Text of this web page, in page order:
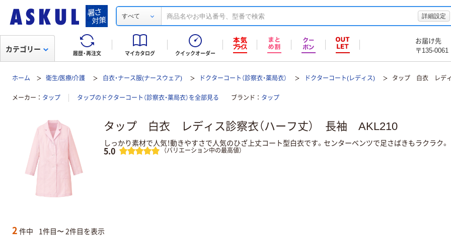
すべて 詳細設定
履歴・再注文 マイカタログ クイックオーダー
お届け先
〒135-0061
カテゴリー
ホーム 衛生/医療/介護 白衣・ナース服(ナースウェア) ドクターコート（診察衣・薬局衣） ドクターコート(レディス) タップ 白衣 レディ
メーカー タップ タップのドクターコート（診察衣・薬局衣）を全部見る ブランド タップ
タップ 白衣 レディス診察衣（ハーフ丈） 長袖 AKL210
しっかり素材で人気！動きやすさで人気のひざ上丈コート型白衣です。センターベンツで足さばきもラクラク。
レビュー
5.0 （バリエーション中の最高値）
2 件中 1件目〜 2件目を表示